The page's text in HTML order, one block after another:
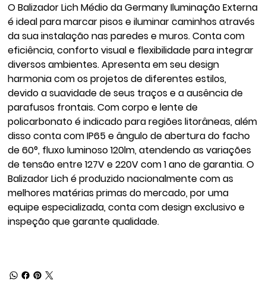
O Balizador Lich Médio da Germany Iluminação Externa
é ideal para marcar pisos e iluminar caminhos através
da sua instalação nas paredes e muros. Conta com
eficiência, conforto visual e flexibilidade para integrar
diversos ambientes. Apresenta em seu design
harmonia com os projetos de diferentes estilos,
devido a suavidade de seus traços e a ausência de
parafusos frontais. Com corpo e lente de
policarbonato é indicado para regiões litorâneas, além
disso conta com IP65 e ângulo de abertura do facho
de 60°, fluxo luminoso 120lm, atendendo as variações
de tensão entre 127V e 220V com 1 ano de garantia. O
Balizador Lich é produzido nacionalmente com as
melhores matérias primas do mercado, por uma
equipe especializada, conta com design exclusivo e
inspeção que garante qualidade.